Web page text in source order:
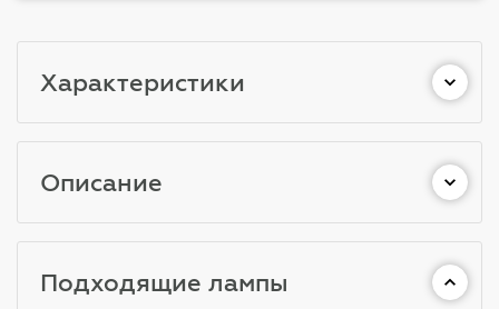
Характеристики
Описание
Подходящие лампы